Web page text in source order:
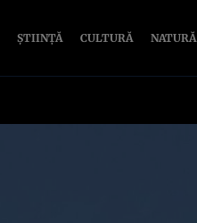
ȘTIINȚĂ CULTURĂ NATURĂ